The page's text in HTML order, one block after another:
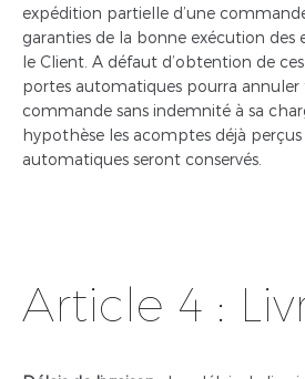
expédition partielle d’une
garanties de la bonne exécution des
le Client. A défaut d’obtention de
portes automatiques pourra
commande sans indemnité à sa
hypothèse les acomptes déjà
automatiques seront conservés.
Article 4 :